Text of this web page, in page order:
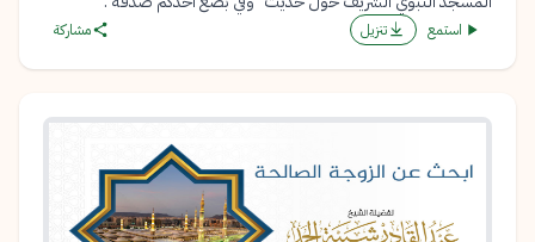
استمع تنزيل مشاركة